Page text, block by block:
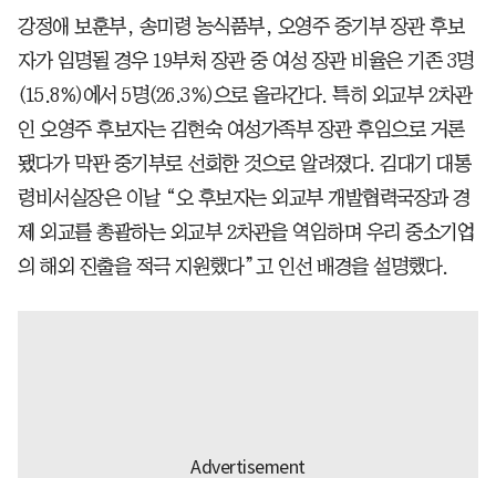
강정애 보훈부, 송미령 농식품부, 오영주 중기부 장관 후보
자가 임명될 경우 19부처 장관 중 여성 장관 비율은 기존 3명
(15.8%)에서 5명(26.3%)으로 올라간다. 특히 외교부 2차관
인 오영주 후보자는 김현숙 여성가족부 장관 후임으로 거론
됐다가 막판 중기부로 선회한 것으로 알려졌다. 김대기 대통
령비서실장은 이날 “오 후보자는 외교부 개발협력국장과 경
제 외교를 총괄하는 외교부 2차관을 역임하며 우리 중소기업
의 해외 진출을 적극 지원했다”고 인선 배경을 설명했다.